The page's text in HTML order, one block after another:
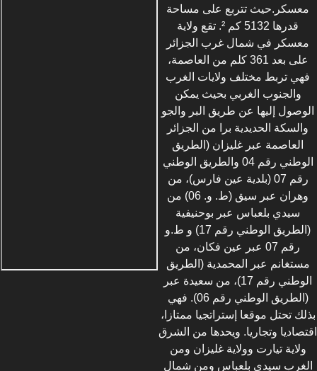
معسكر.حيث تتربع على مساحة
قدرها 5132 كم ². تقع ولاية
معسكر في شمال غرب الجزائر
على بعد 361 كلم من العاصمة،
فهي تربط مختلف ولايات الغرب
والجنوب الغربي بحيث يمكن
الوصول إليها عن طريق البر والجو
والسكة الحديدية برا من الجزائر
العاصمة عبر غليزان (الطريق
الوطني رقم 04 والطريق الوطني
رقم 07 (بلدية عين فارس)، من
وهران عبر سيق (ط. و. 06) من
سيدي بلعباس عبر بوحنيفية
(الطريق الوطني رقم 17) و ط.و
رقم 07 عبر عين فكان، من
مستغانم عبر المحمدية (الطريق
الوطني رقم 17)، من سعيدة عبر
(الطريق الوطني رقم 06). فهي
بذلك تحتل موقعا إستراتجيا ممتازا،
اقتصاديا وتجاريا. ويحدها من الشرق
ولاية تيارت وولاية غليزان ومن
الغرب سيدي بلعباس ومن شمال